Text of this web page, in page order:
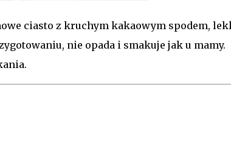
ciasto z kruchym kakaowym spodem,
nie opada i smakuje jak u mamy.